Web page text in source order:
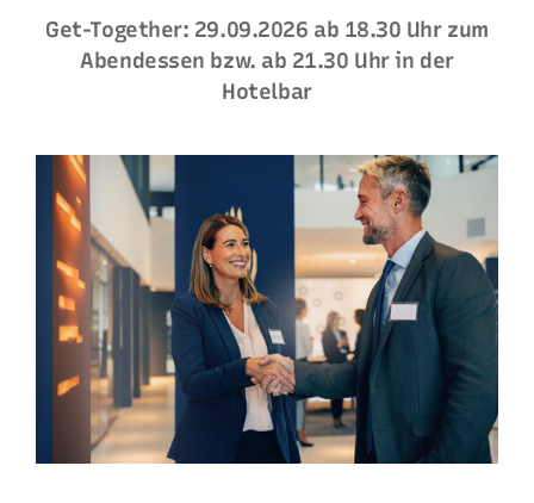
Get-Together: 29.09.2026 ab 18.30 Uhr zum
Abendessen bzw. ab 21.30 Uhr in der
Hotelbar